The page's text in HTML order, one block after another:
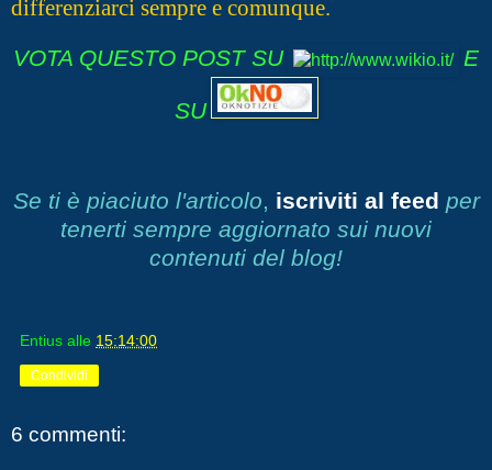
differenziarci sempre e comunque.
VOTA QUESTO POST SU E
SU
Se ti è piaciuto l'articolo, iscriviti al feed per
tenerti sempre aggiornato sui nuovi
contenuti del blog!
Entius alle 15:14:00
Condividi
6 commenti: